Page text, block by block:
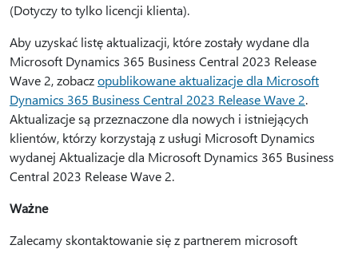
(Dotyczy to tylko licencji klienta).
Aby uzyskać listę aktualizacji, które zostały wydane dla
Microsoft Dynamics 365 Business Central 2023 Release
Wave 2, zobaczopublikowane aktualizacje dla Microsoft
Dynamics 365 Business Central 2023 Release Wave 2.
Aktualizacje są przeznaczone dla nowych i istniejących
klientów, którzy korzystają z usługi Microsoft Dynamics
wydanej Aktualizacje dla Microsoft Dynamics 365 Business
Central 2023 Release Wave 2.
Ważne
Zalecamy skontaktowanie się z partnerem microsoft